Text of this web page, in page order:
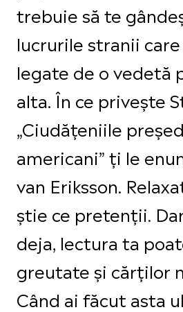
trebuie să te
lucrurile stranii
legate de o vedetă
alta. În ce privește
„Ciudățeniile
americani” ți le
van Eriksson.
știe ce pretenții.
deja, lectura ta
greutate și cărților
Când ai făcut asta